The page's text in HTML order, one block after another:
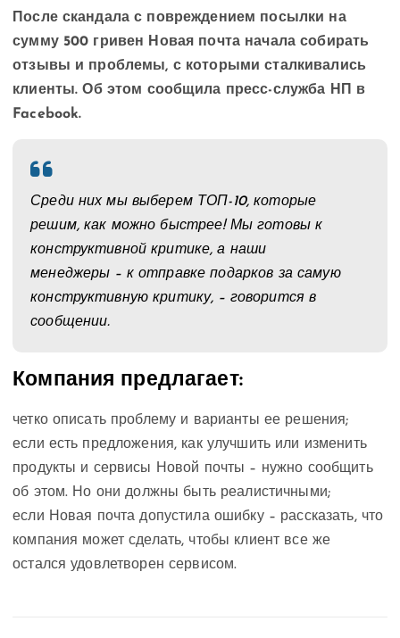
После скандала с повреждением посылки на
сумму 500 гривен Новая почта начала собирать
отзывы и проблемы, с которыми сталкивались
клиенты. Об этом сообщила пресс-служба НП в
Facebook.
Среди них мы выберем ТОП-10, которые
решим, как можно быстрее! Мы готовы к
конструктивной критике, а наши
менеджеры – к отправке подарков за самую
конструктивную критику, – говорится в
сообщении.
Компания предлагает:
четко описать проблему и варианты ее решения;
если есть предложения, как улучшить или изменить
продукты и сервисы Новой почты – нужно сообщить
об этом. Но они должны быть реалистичными;
если Новая почта допустила ошибку – рассказать, что
компания может сделать, чтобы клиент все же
остался удовлетворен сервисом.